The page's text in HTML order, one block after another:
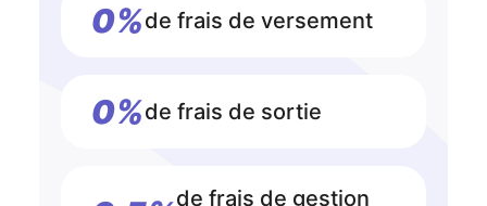
0%de frais de versement
0%de frais de sortie
de frais de gestion